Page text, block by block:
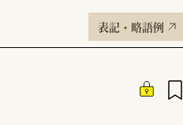
表記・略語例